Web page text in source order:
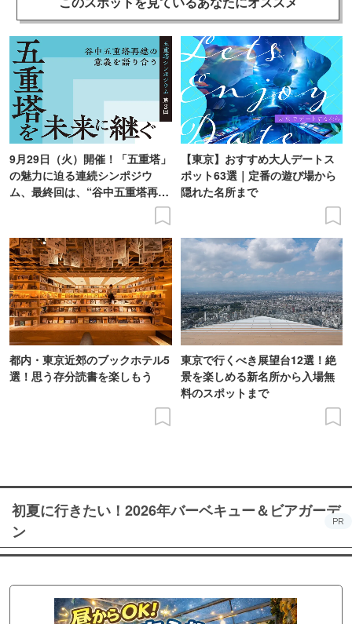
9月29日（火）開催！「五重塔」
の魅力に迫る連続シンポジウ
ム、最終回は、“谷中五重塔再建
【東京】おすすめ大人デートス
ポット63選｜定番の遊び場から
隠れた名所まで
都内・東京近郊のブックホテル5
選！思う存分読書を楽しもう
東京で行くべき展望台12選！絶
景を楽しめる新名所から入場無
料のスポットまで
初夏に行きたい！2026年バーベキュー＆ビアガーデ
ン
PR